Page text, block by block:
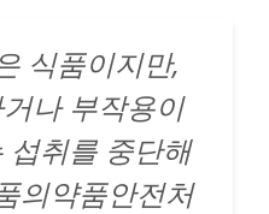
식품이지만,
나 부작용이
섭취를 중단해
의약품안전처